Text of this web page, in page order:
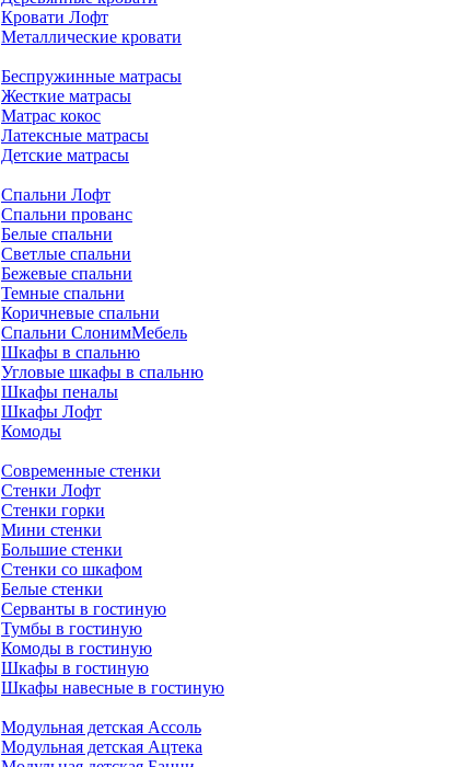
Кровати Лофт
Металлические кровати
Беспружинные матрасы
Жесткие матрасы
Матрас кокос
Латексные матрасы
Детские матрасы
Спальни Лофт
Спальни прованс
Белые спальни
Светлые спальни
Бежевые спальни
Темные спальни
Коричневые спальни
Спальни СлонимМебель
Шкафы в спальню
Угловые шкафы в спальню
Шкафы пеналы
Шкафы Лофт
Комоды
Современные стенки
Стенки Лофт
Стенки горки
Мини стенки
Большие стенки
Стенки со шкафом
Белые стенки
Серванты в гостиную
Тумбы в гостиную
Комоды в гостиную
Шкафы в гостиную
Шкафы навесные в гостиную
Модульная детская Ассоль
Модульная детская Ацтека